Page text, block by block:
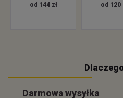
od 144 zł od 120
Darmowa wysyłka